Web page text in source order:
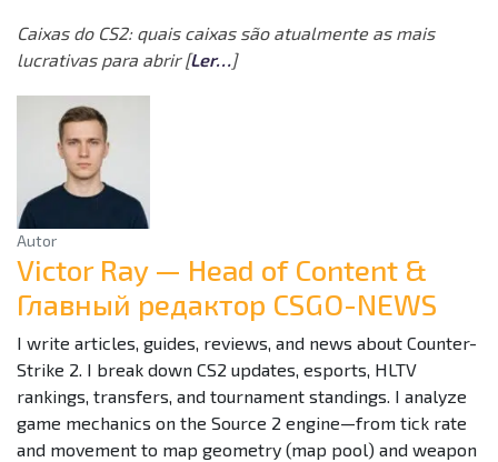
Caixas do CS2: quais caixas são atualmente as mais
lucrativas para abrir [Ler…]
Autor
Victor Ray — Head of Content &
Главный редактор CSGO-NEWS
I write articles, guides, reviews, and news about Counter-
Strike 2. I break down CS2 updates, esports, HLTV
rankings, transfers, and tournament standings. I analyze
game mechanics on the Source 2 engine—from tick rate
and movement to map geometry (map pool) and weapon